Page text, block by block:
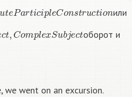
t Pa i c p e on u on
или
, om x ub e ct
оборот и
we went on an excursion.